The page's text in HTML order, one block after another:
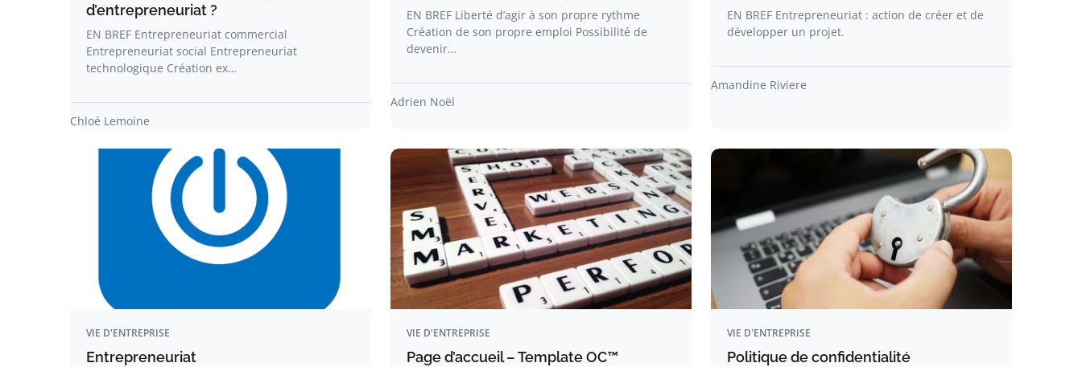
d’entrepreneuriat ?
EN BREF Entrepreneuriat commercial
Entrepreneuriat social Entrepreneuriat
technologique Création ex…
Chloé Lemoine
EN BREF Liberté d’agir à son propre rythme
Création de son propre emploi Possibilité de
devenir…
Adrien Noël
EN BREF Entrepreneuriat : action de créer et de
développer un projet.
Amandine Riviere
VIE D'ENTREPRISE
Entrepreneuriat
VIE D'ENTREPRISE
Page d’accueil – Template OC™
VIE D'ENTREPRISE
Politique de confidentialité